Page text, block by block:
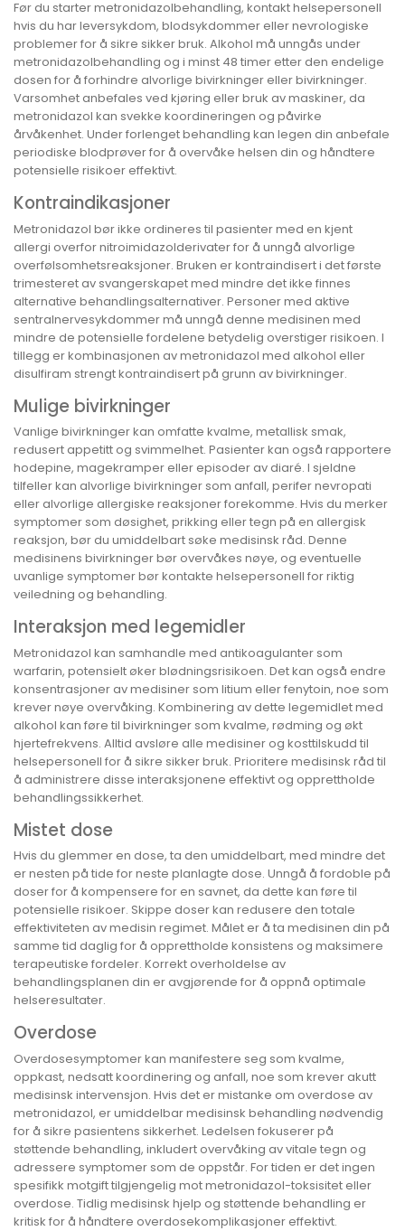
Før du starter metronidazolbehandling, kontakt helsepersonell
hvis du har leversykdom, blodsykdommer eller nevrologiske
problemer for å sikre sikker bruk. Alkohol må unngås under
metronidazolbehandling og i minst 48 timer etter den endelige
dosen for å forhindre alvorlige bivirkninger eller bivirkninger.
Varsomhet anbefales ved kjøring eller bruk av maskiner, da
metronidazol kan svekke koordineringen og påvirke
årvåkenhet. Under forlenget behandling kan legen din anbefale
periodiske blodprøver for å overvåke helsen din og håndtere
potensielle risikoer effektivt.
Kontraindikasjoner
Metronidazol bør ikke ordineres til pasienter med en kjent
allergi overfor nitroimidazolderivater for å unngå alvorlige
overfølsomhetsreaksjoner. Bruken er kontraindisert i det første
trimesteret av svangerskapet med mindre det ikke finnes
alternative behandlingsalternativer. Personer med aktive
sentralnervesykdommer må unngå denne medisinen med
mindre de potensielle fordelene betydelig overstiger risikoen. I
tillegg er kombinasjonen av metronidazol med alkohol eller
disulfiram strengt kontraindisert på grunn av bivirkninger.
Mulige bivirkninger
Vanlige bivirkninger kan omfatte kvalme, metallisk smak,
redusert appetitt og svimmelhet. Pasienter kan også rapportere
hodepine, magekramper eller episoder av diaré. I sjeldne
tilfeller kan alvorlige bivirkninger som anfall, perifer nevropati
eller alvorlige allergiske reaksjoner forekomme. Hvis du merker
symptomer som døsighet, prikking eller tegn på en allergisk
reaksjon, bør du umiddelbart søke medisinsk råd. Denne
medisinens bivirkninger bør overvåkes nøye, og eventuelle
uvanlige symptomer bør kontakte helsepersonell for riktig
veiledning og behandling.
Interaksjon med legemidler
Metronidazol kan samhandle med antikoagulanter som
warfarin, potensielt øker blødningsrisikoen. Det kan også endre
konsentrasjoner av medisiner som litium eller fenytoin, noe som
krever nøye overvåking. Kombinering av dette legemidlet med
alkohol kan føre til bivirkninger som kvalme, rødming og økt
hjertefrekvens. Alltid avsløre alle medisiner og kosttilskudd til
helsepersonell for å sikre sikker bruk. Prioritere medisinsk råd til
å administrere disse interaksjonene effektivt og opprettholde
behandlingssikkerhet.
Mistet dose
Hvis du glemmer en dose, ta den umiddelbart, med mindre det
er nesten på tide for neste planlagte dose. Unngå å fordoble på
doser for å kompensere for en savnet, da dette kan føre til
potensielle risikoer. Skippe doser kan redusere den totale
effektiviteten av medisin regimet. Målet er å ta medisinen din på
samme tid daglig for å opprettholde konsistens og maksimere
terapeutiske fordeler. Korrekt overholdelse av
behandlingsplanen din er avgjørende for å oppnå optimale
helseresultater.
Overdose
Overdosesymptomer kan manifestere seg som kvalme,
oppkast, nedsatt koordinering og anfall, noe som krever akutt
medisinsk intervensjon. Hvis det er mistanke om overdose av
metronidazol, er umiddelbar medisinsk behandling nødvendig
for å sikre pasientens sikkerhet. Ledelsen fokuserer på
støttende behandling, inkludert overvåking av vitale tegn og
adressere symptomer som de oppstår. For tiden er det ingen
spesifikk motgift tilgjengelig mot metronidazol-toksisitet eller
overdose. Tidlig medisinsk hjelp og støttende behandling er
kritisk for å håndtere overdosekomplikasjoner effektivt.